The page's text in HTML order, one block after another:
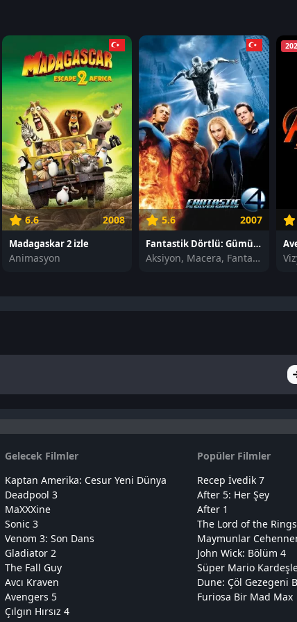
6.6 2008
Madagaskar 2 izle
Animasyon
5.6 2007
Fantastik Dörtlü: Gümüş Sörfçü'nün Yükselişi izle
Aksiyon, Macera, Fantastik
Gelecek Filmler
Kaptan Amerika: Cesur Yeni Dünya
Deadpool 3
MaXXXine
Sonic 3
Venom 3: Son Dans
Gladiator 2
The Fall Guy
Avcı Kraven
Avengers 5
Çılgın Hırsız 4
Popüler Filmler
Recep İvedik 7
After 5: Her Şey
After 1
The Lord of the Rings
Maymunlar
John Wick: Bölüm 4
Süper Mario
Dune: Çöl Gezegeni
Furiosa Bir Mad Max